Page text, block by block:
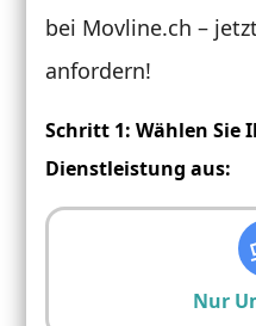
bei Movline.ch –
anfordern!
Schritt 1: Wählen Sie
Dienstleistung aus:
Nur